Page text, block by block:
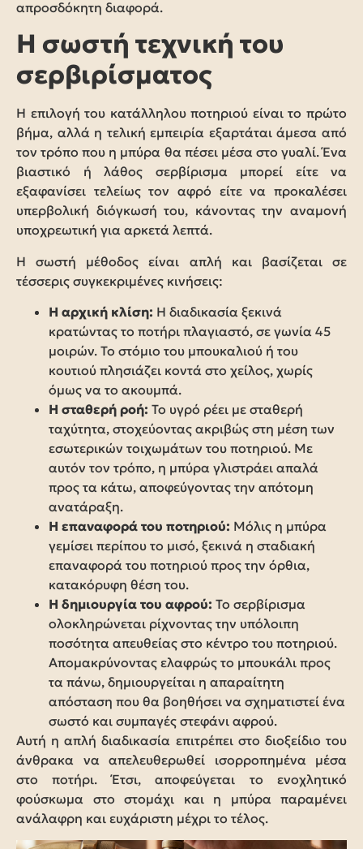
απροσδόκητη διαφορά.
Η σωστή τεχνική του
σερβιρίσματος
Η επιλογή του κατάλληλου ποτηριού είναι το πρώτο
βήμα, αλλά η τελική εμπειρία εξαρτάται άμεσα από
τον τρόπο που η μπύρα θα πέσει μέσα στο γυαλί. Ένα
βιαστικό ή λάθος σερβίρισμα μπορεί είτε να
εξαφανίσει τελείως τον αφρό είτε να προκαλέσει
υπερβολική διόγκωσή του, κάνοντας την αναμονή
υποχρεωτική για αρκετά λεπτά.
Η σωστή μέθοδος είναι απλή και βασίζεται σε
τέσσερις συγκεκριμένες κινήσεις:
Η αρχική κλίση: Η διαδικασία ξεκινά
κρατώντας το ποτήρι πλαγιαστό, σε γωνία 45
μοιρών. Το στόμιο του μπουκαλιού ή του
κουτιού πλησιάζει κοντά στο χείλος, χωρίς
όμως να το ακουμπά.
Η σταθερή ροή: Το υγρό ρέει με σταθερή
ταχύτητα, στοχεύοντας ακριβώς στη μέση των
εσωτερικών τοιχωμάτων του ποτηριού. Με
αυτόν τον τρόπο, η μπύρα γλιστράει απαλά
προς τα κάτω, αποφεύγοντας την απότομη
ανατάραξη.
Η επαναφορά του ποτηριού: Μόλις η μπύρα
γεμίσει περίπου το μισό, ξεκινά η σταδιακή
επαναφορά του ποτηριού προς την όρθια,
κατακόρυφη θέση του.
Η δημιουργία του αφρού: Το σερβίρισμα
ολοκληρώνεται ρίχνοντας την υπόλοιπη
ποσότητα απευθείας στο κέντρο του ποτηριού.
Απομακρύνοντας ελαφρώς το μπουκάλι προς
τα πάνω, δημιουργείται η απαραίτητη
απόσταση που θα βοηθήσει να σχηματιστεί ένα
σωστό και συμπαγές στεφάνι αφρού.
Αυτή η απλή διαδικασία επιτρέπει στο διοξείδιο του
άνθρακα να απελευθερωθεί ισορροπημένα μέσα
στο ποτήρι. Έτσι, αποφεύγεται το ενοχλητικό
φούσκωμα στο στομάχι και η μπύρα παραμένει
ανάλαφρη και ευχάριστη μέχρι το τέλος.